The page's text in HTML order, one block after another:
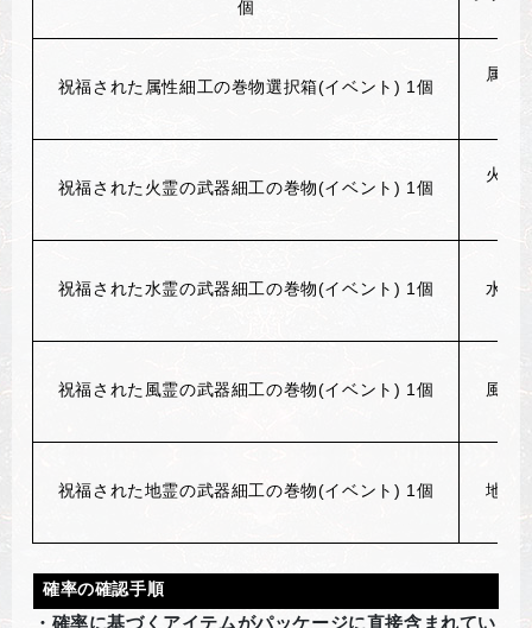
個
祝福された属性細工の巻物選択箱(イベント) 1個
属性
祝福された火霊の武器細工の巻物(イベント) 1個
火霊
祝福された水霊の武器細工の巻物(イベント) 1個 水霊
祝福された風霊の武器細工の巻物(イベント) 1個 風霊
祝福された地霊の武器細工の巻物(イベント) 1個 地霊
確率の確認手順
・確率に基づくアイテムがパッケージに直接含まれてい